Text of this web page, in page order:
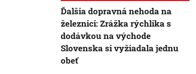
Ďalšia dopravná nehoda na
železnici: Zrážka rýchlika s
dodávkou na východe
Slovenska si vyžiadala jednu
obeť